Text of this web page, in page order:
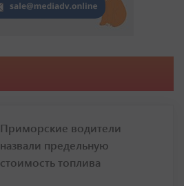
Приморские водители
назвали предельную
стоимость топлива